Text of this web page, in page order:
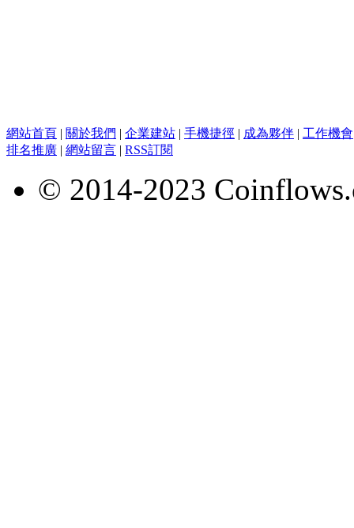
網站首頁 | 關於我們 | 企業建站 | 手機捷徑 | 成為夥伴 | 工作機會
排名推廣 | 網站留言 | RSS訂閱
© 2014-2023